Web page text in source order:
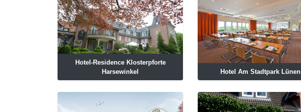
Hotel-Residence Klosterpforte
Harsewinkel
Hotel Am Stadtpark Lünen